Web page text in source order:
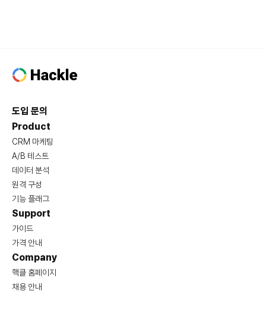
도입 문의
Product
CRM 마케팅
A/B 테스트
데이터 분석
원격 구성
기능 플래그
Support
가이드
가격 안내
Company
핵클 홈페이지
채용 안내